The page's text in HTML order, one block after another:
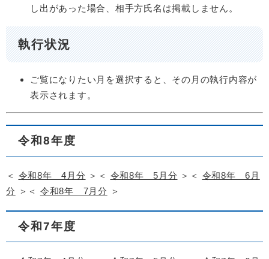
し出があった場合、相手方氏名は掲載しません。
執行状況
ご覧になりたい月を選択すると、その月の執行内容が
表示されます。
令和8年度
＜ 令和8年 4月分 ＞＜ 令和8年 5月分 ＞＜ 令和8年 6月
分 ＞＜ 令和8年 7月分 ＞
令和7年度